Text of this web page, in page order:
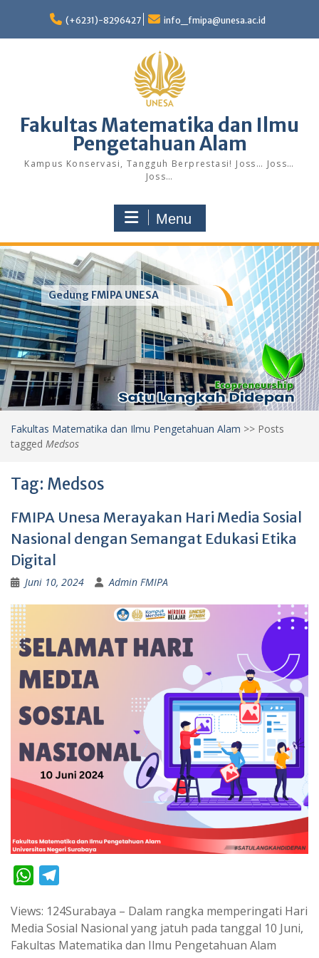
content
(+6231)-8296427 info_fmipa@unesa.ac.id
Fakultas Matematika dan Ilmu
Pengetahuan Alam
Kampus Konservasi, Tangguh Berprestasi! Joss… Joss…
Joss…
Menu
Gedung FMIPA UNESA
Fakultas Matematika dan Ilmu Pengetahuan Alam >> Posts
tagged Medsos
Tag: Medsos
FMIPA Unesa Merayakan Hari Media Sosial
Nasional dengan Semangat Edukasi Etika
Digital
Juni 10, 2024 Admin FMIPA
W
a
t
l
e
Views: 124Surabaya – Dalam rangka memperingati Hari
Media Sosial Nasional yang jatuh pada tanggal 10 Juni,
Fakultas Matematika dan Ilmu Pengetahuan Alam